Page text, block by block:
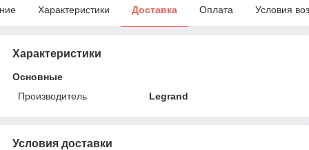
Характеристики Доставка Оплата Условия
Характеристики
Основные
Производитель
Legrand
Условия доставки